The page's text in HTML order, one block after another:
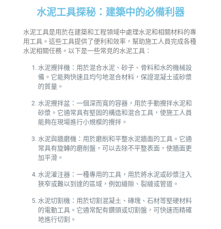
水泥工具探秘：建築中的必備利器
水泥工具是用於在建築和工程領域中處理水泥和相關材料的專
用工具。這些工具提供了便利和效率，幫助施工人員完成各種
水泥相關任務。以下是一些常見的水泥工具：
水泥攪拌機：用於混合水泥、砂子、骨料和水的機械設
備。它能夠快速且均勻地混合材料，保證混凝土或砂漿
的質量。
水泥攪拌盆：一個深而寬的容器，用於手動攪拌水泥和
砂漿。它通常具有堅固的構造和混合工具，使施工人員
能夠在現場進行小規模的攪拌。
水泥與牆磨機：用於磨削和平整水泥牆面的工具。它通
常具有旋轉的磨削盤，可以去除不平整表面，使牆面更
加平滑。
水泥灌注器：一種專用的工具，用於將水泥或砂漿注入
狹窄或難以到達的區域，例如縫隙、裂縫或管道。
水泥切割機：用於切割混凝土、磚塊、石材等堅硬材料
的電動工具。它通常配有鑽頭或切割盤，可快速而精確
地進行切割。